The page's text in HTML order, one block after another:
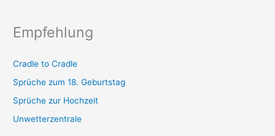
Empfehlung
Cradle to Cradle
Sprüche zum 18. Geburtstag
Sprüche zur Hochzeit
Unwetterzentrale